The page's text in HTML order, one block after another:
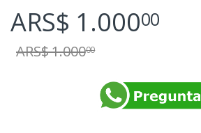
ARS$ 1.00000
ARS$ 1.00000